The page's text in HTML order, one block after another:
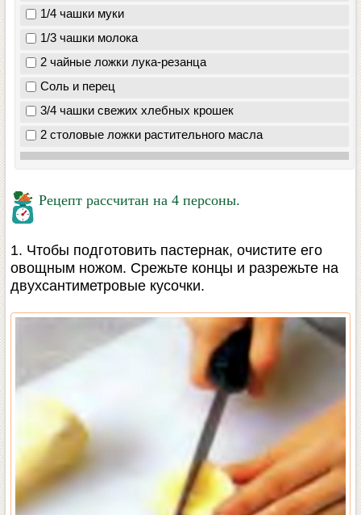
1/4 чашки муки
1/3 чашки молока
2 чайные ложки лука-резанца
Соль и перец
3/4 чашки свежих хлебных крошек
2 столовые ложки растительного масла
Рецепт рассчитан на 4 персоны.
1. Чтобы подготовить пастернак, очистите его
овощным ножом. Срежьте концы и разрежьте на
двухсантиметровые кусочки.